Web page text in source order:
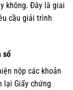
không. Đây là giai
cầu giải trình
sổ
nộp các khoản
lại Giấy chứng